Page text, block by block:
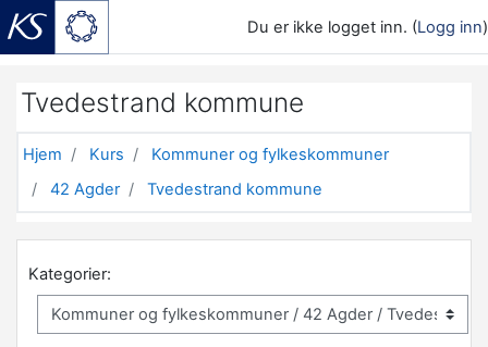
Du er ikke logget inn. (Logg inn)
Tvedestrand kommune
Hjem Kurs
Kommuner og fylkeskommuner
42 Agder
Tvedestrand kommune
Kategorier: